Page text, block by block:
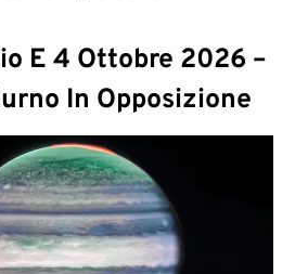
E 4 Ottobre 2026 –
In Opposizione